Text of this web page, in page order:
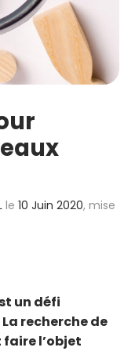
le 10 Juin 2020, mise
un défi
recherche de
l’objet